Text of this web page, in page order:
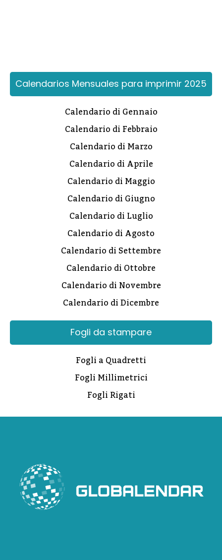
Calendarios Mensuales para imprimir 2025
Calendario di Gennaio
Calendario di Febbraio
Calendario di Marzo
Calendario di Aprile
Calendario di Maggio
Calendario di Giugno
Calendario di Luglio
Calendario di Agosto
Calendario di Settembre
Calendario di Ottobre
Calendario di Novembre
Calendario di Dicembre
Fogli da stampare
Fogli a Quadretti
Fogli Millimetrici
Fogli Rigati